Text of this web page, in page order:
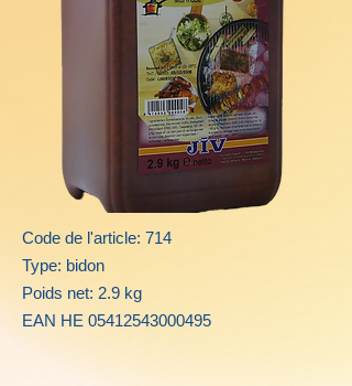
Code de l'article: 714
Type: bidon
Poids net: 2.9 kg
EAN HE 05412543000495